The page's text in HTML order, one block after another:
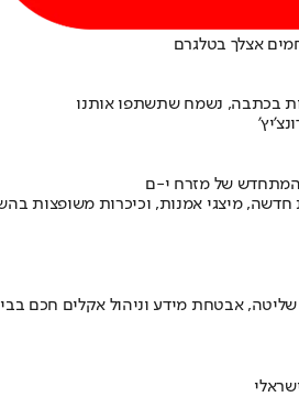
אצלך בטלגרם
בכתבה, נשמח שתשתפו אותנו
המתחדש של מזרח י-ם
אבטחת מידע וניהול אקלים חכם